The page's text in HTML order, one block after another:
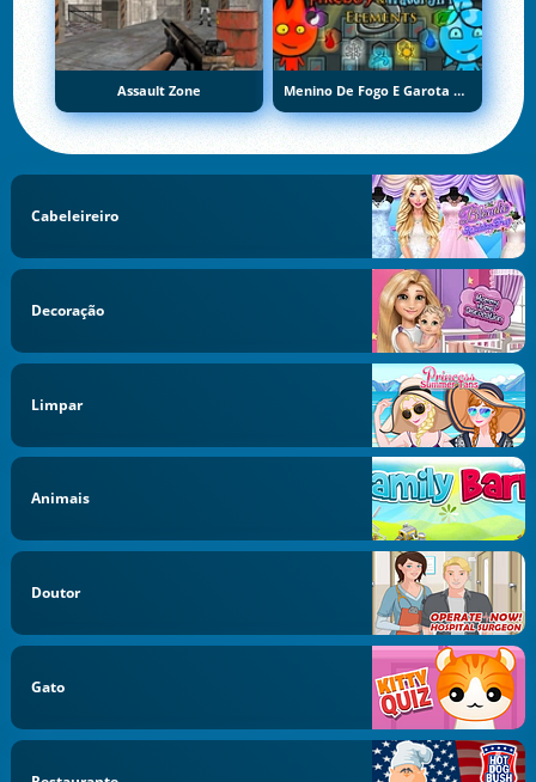
Assault Zone Menino De Fogo E Garota De Água 5: Elementos
Cabeleireiro
Decoração
Limpar
Animais
Doutor
Gato